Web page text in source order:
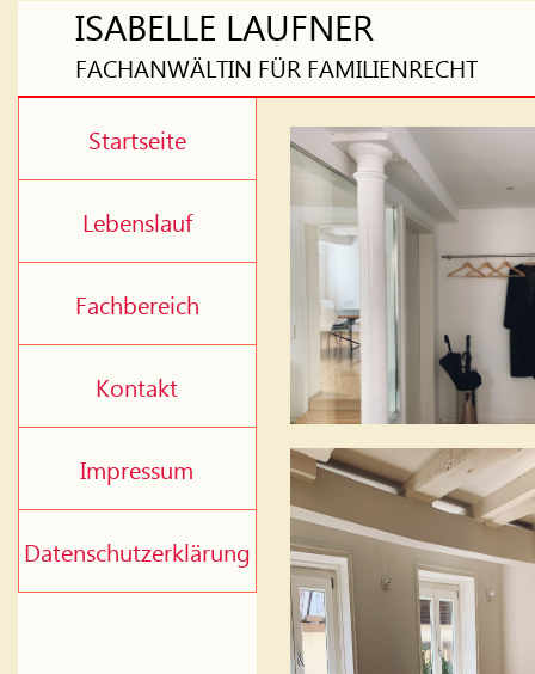
ISABELLE LAUFNER
FACHANWÄLTIN FÜR FAMILIENRECHT
Startseite
Lebenslauf
Fachbereich
Kontakt
Impressum
Datenschutzerklärung